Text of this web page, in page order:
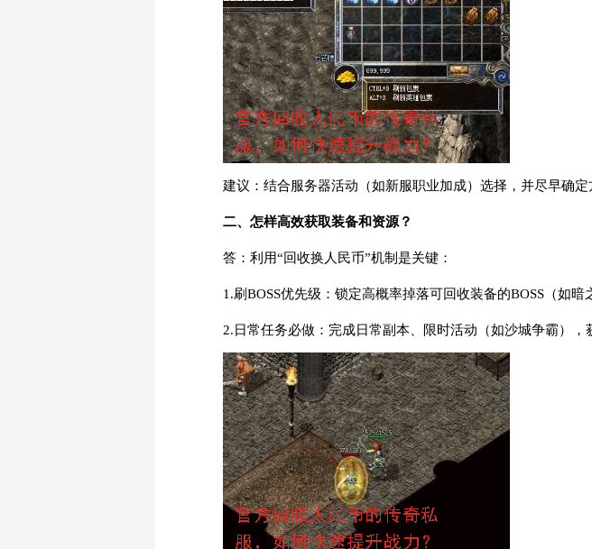
建议：结合服务器活动（如新服职业加成）选择，并尽早确定
二、怎样高效获取装备和资源？
答：利用“回收换人民币”机制是关键：
1.刷BOSS优先级：锁定高概率掉落可回收装备的BOSS（如
2.日常任务必做：完成日常副本、限时活动（如沙城争霸），